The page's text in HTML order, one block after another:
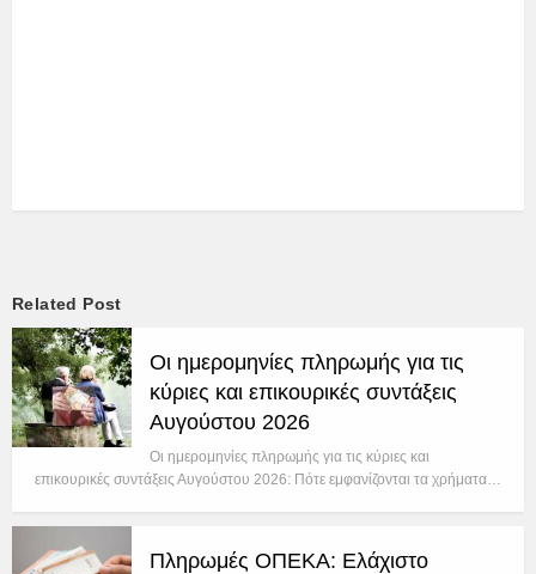
Related Post
Οι ημερομηνίες πληρωμής για τις
κύριες και επικουρικές συντάξεις
Αυγούστου 2026
Οι ημερομηνίες πληρωμής για τις κύριες και
επικουρικές συντάξεις Αυγούστου 2026: Πότε εμφανίζονται τα χρήματα…
Πληρωμές ΟΠΕΚΑ: Ελάχιστο